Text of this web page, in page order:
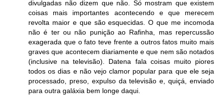
divulgadas não dizem que não. Só mostram que existem
coisas mais importantes acontecendo e que merecem
revolta maior e que são esquecidas. O que me incomoda
não é ter ou não punição ao Rafinha, mas repercussão
exagerada que o fato teve frente a outros fatos muito mais
graves que acontecem diariamente e que nem são notados
(inclusive na televisão). Datena fala coisas muito piores
todos os dias e não vejo clamor popular para que ele seja
processado, preso, expulso da televisão e, quiçá, enviado
para outra galáxia bem longe daqui.